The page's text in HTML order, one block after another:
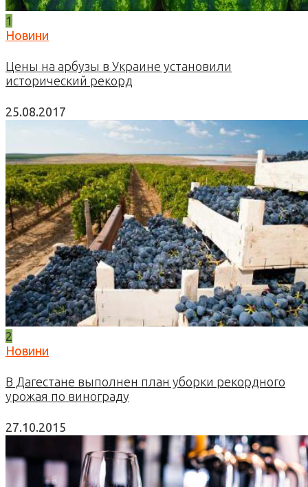
1
Новини
Цены на арбузы в Украине установили
исторический рекорд
25.08.2017
2
Новини
В Дагестане выполнен план уборки рекордного
урожая по винограду
27.10.2015